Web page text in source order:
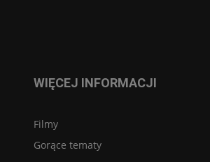
WIĘCEJ INFORMACJI
Filmy
Gorące tematy